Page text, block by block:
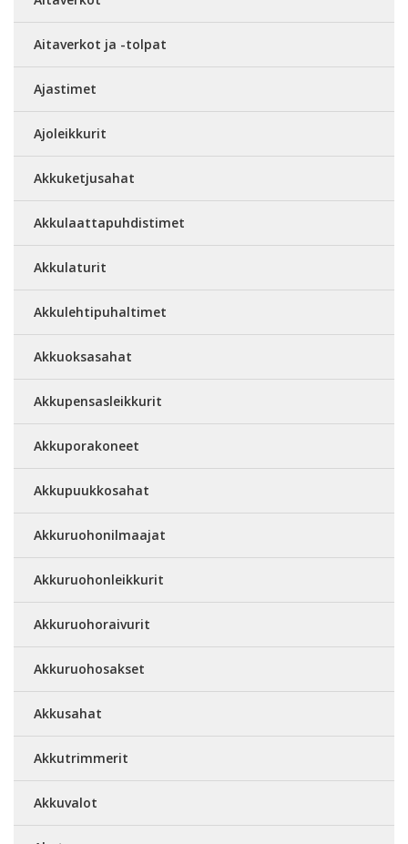
Aitaverkot ja -tolpat
Ajastimet
Ajoleikkurit
Akkuketjusahat
Akkulaattapuhdistimet
Akkulaturit
Akkulehtipuhaltimet
Akkuoksasahat
Akkupensasleikkurit
Akkuporakoneet
Akkupuukkosahat
Akkuruohonilmaajat
Akkuruohonleikkurit
Akkuruohoraivurit
Akkuruohosakset
Akkusahat
Akkutrimmerit
Akkuvalot